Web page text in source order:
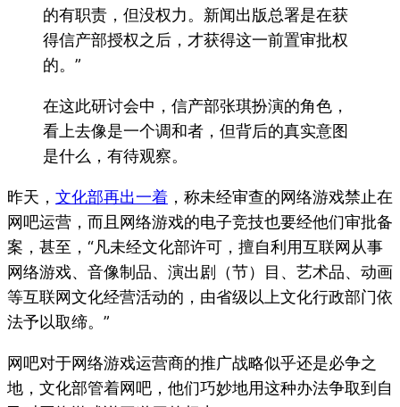
的有职责，但没权力。新闻出版总署是在获
得信产部授权之后，才获得这一前置审批权
的。”
在这此研讨会中，信产部张琪扮演的角色，
看上去像是一个调和者，但背后的真实意图
是什么，有待观察。
昨天， 文化部再出一着 ，称未经审查的网络游戏禁止在
网吧运营，而且网络游戏的电子竞技也要经他们审批备
案，甚至，“凡未经文化部许可，擅自利用互联网从事
网络游戏、音像制品、演出剧（节）目、艺术品、动画
等互联网文化经营活动的，由省级以上文化行政部门依
法予以取缔。 ”
网吧对于网络游戏运营商的推广战略似乎还是必争之
地，文化部管着网吧，他们巧妙地用这种办法争取到自